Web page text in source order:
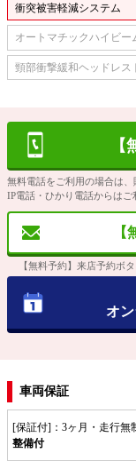
衝突被害軽減システム
オートマチックハイビー
頸部衝撃緩和ヘッドレス
無料電話をご利用の場合は、
IP電話・ひかり電話からはご
【無料予約】来店予約ボ
オ
車両保証
[保証付]：3ヶ月・走行無
整備付